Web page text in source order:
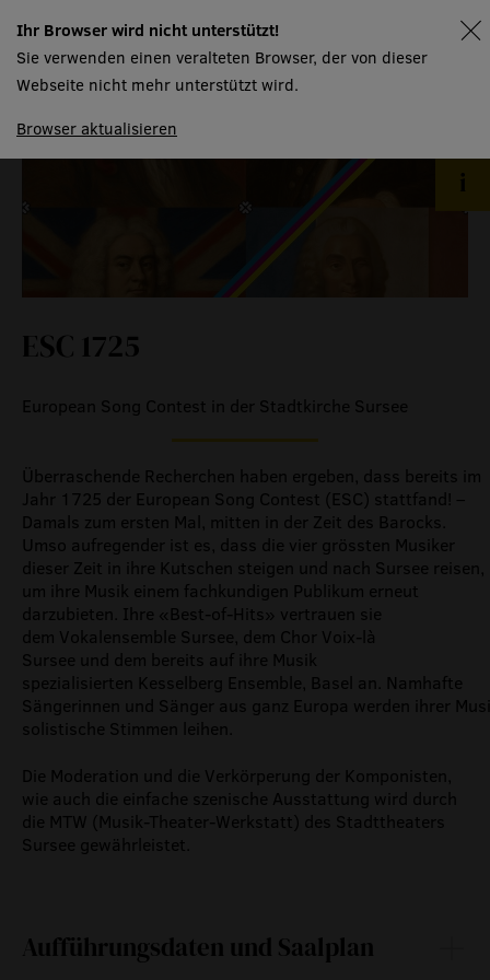
spielplan
museum
historische medienberichte
eigenproduktionen mtg
ESC 1725
European Song Contest in der Stadtkirche Sursee
Überraschende Recherchen haben ergeben, dass bereits im
Jahr 1725 der European Song Contest (ESC) stattfand! –
Damals zum ersten Mal, mitten in der Zeit des Barocks.
Umso aufregender ist es, dass die vier grössten Musiker
dieser Zeit in ihre Kutschen steigen und nach Sursee reisen,
um ihre Musik einem fachkundigen Publikum erneut
darzubieten. Ihre «Best-of-Hits» vertrauen sie
dem Vokalensemble Sursee, dem Chor Voix-là
Sursee und dem bereits auf ihre Musik
spezialisierten Kesselberg Ensemble, Basel an. Namhafte
Sängerinnen und Sänger aus ganz Europa werden ihrer
solistische Stimmen leihen.
Die Moderation und die Verkörperung der Komponisten,
wie auch die einfache szenische Ausstattung wird durch
die MTW (Musik-Theater-Werkstatt) des Stadttheaters
Sursee gewährleistet.
Aufführungsdaten und Saalplan
Ihr Browser wird nicht unterstützt!
Sie verwenden einen veralteten Browser, der von dieser
Webseite nicht mehr unterstützt wird.
Browser aktualisieren